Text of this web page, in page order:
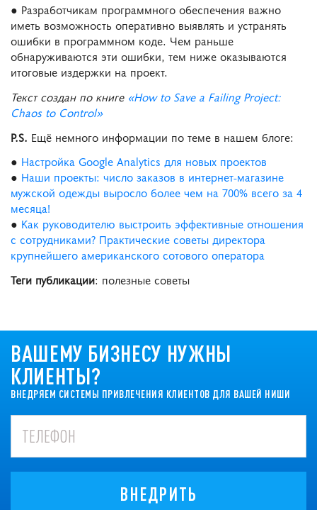
● Разработчикам программного обеспечения важно
иметь возможность оперативно выявлять и устранять
ошибки в программном коде. Чем раньше
обнаруживаются эти ошибки, тем ниже оказываются
итоговые издержки на проект.
Текст создан по книге «How to Save a Failing Project:
Chaos to Control»
P.S. Ещё немного информации по теме в нашем блоге:
● Настройка Google Analytics для новых проектов
● Наши проекты: число заказов в интернет-магазине
мужской одежды выросло более чем на 700% всего за 4
месяца!
● Как руководителю выстроить эффективные отношения
с сотрудниками? Практические советы директора
крупнейшего американского сотового оператора
Теги публикации: полезные советы
ВАШЕМУ БИЗНЕСУ НУЖНЫ
КЛИЕНТЫ?
ВНЕДРЯЕМ СИСТЕМЫ ПРИВЛЕЧЕНИЯ КЛИЕНТОВ ДЛЯ ВАШЕЙ НИШИ
ВНЕДРИТЬ